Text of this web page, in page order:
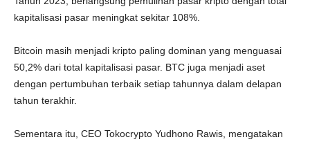
kapitalisasi pasar meningkat sekitar 108%.
Bitcoin masih menjadi kripto paling dominan yang menguasai
50,2% dari total kapitalisasi pasar. BTC juga menjadi aset
dengan pertumbuhan terbaik setiap tahunnya dalam delapan
tahun terakhir.
Sementara itu, CEO Tokocrypto Yudhono Rawis, mengatakan